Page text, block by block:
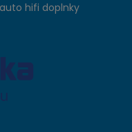
hifi doplnky